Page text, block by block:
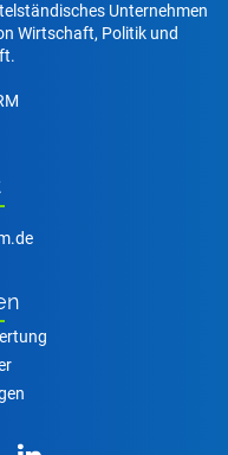
Unternehmen
Wirtschaft, Politik und
d